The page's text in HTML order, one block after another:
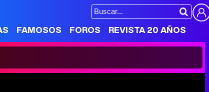
FAMOSOS FOROS REVISTA 20 AÑOS